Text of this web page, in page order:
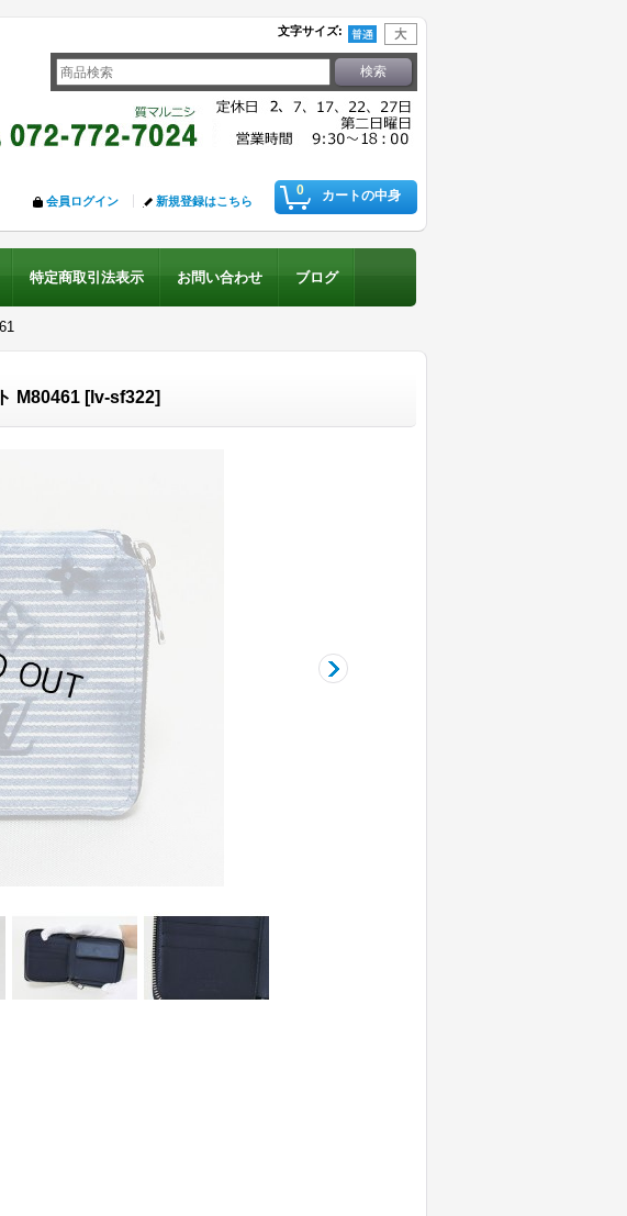
文字サイズ:
0 カートの中身
会員ログイン 新規登録はこちら
特定商取引法表示 お問い合わせ ブログ
M80461 [lv-sf322]